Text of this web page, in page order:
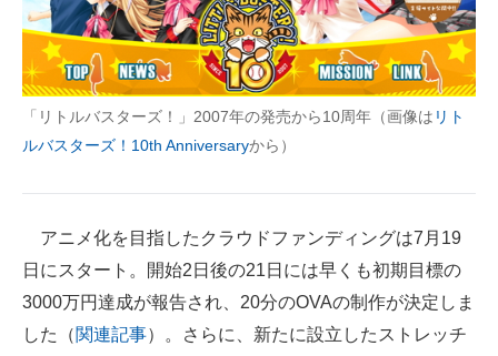
「リトルバスターズ！」2007年の発売から10周年（画像は リト
ルバスターズ！10th Anniversaryから）
アニメ化を目指したクラウドファンディングは7月19
日にスタート。開始2日後の21日には早くも初期目標の
3000万円達成が報告され、20分のOVAの制作が決定しま
した（関連記事）。さらに、新たに設立したストレッチ